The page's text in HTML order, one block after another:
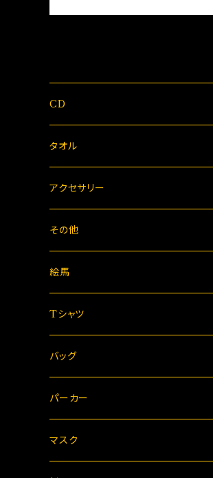
CD
タオル
アクセサリー
その他
絵馬
Tシャツ
バッグ
パーカー
マスク